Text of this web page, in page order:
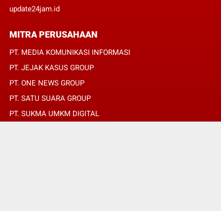
update24jam.id
MITRA PERUSAHAAN
PT. MEDIA KOMUNIKASI INFORMASI
PT. JEJAK KASUS GROUP
PT. ONE NEWS GROUP
PT. SATU SUARA GROUP
PT. SUKMA UMKM DIGITAL